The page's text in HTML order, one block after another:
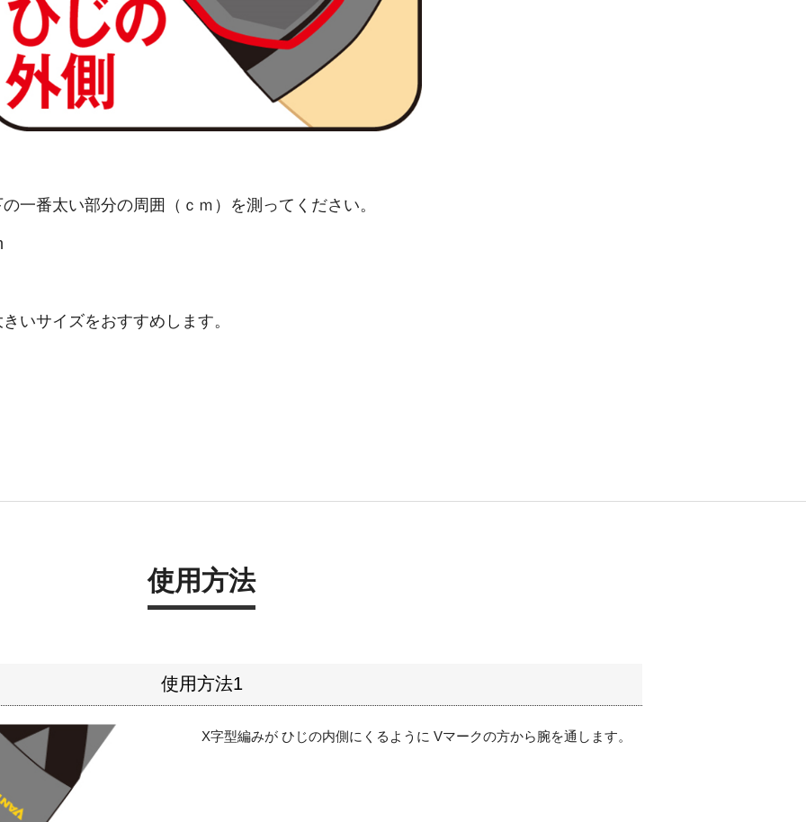
一番太い部分の周囲（ｃｍ）を測ってください。
いサイズをおすすめします。
使用方法
使用方法1
X字型編みが ひじの内側にくるように Vマークの方から腕を通します。